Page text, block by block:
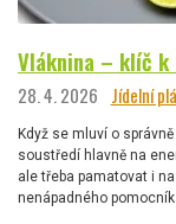
Vláknina – klíč
28. 4. 2026 Jídelní
Když se mluví o
soustředí hlavně na
ale třeba pamatovat i
nenápadného